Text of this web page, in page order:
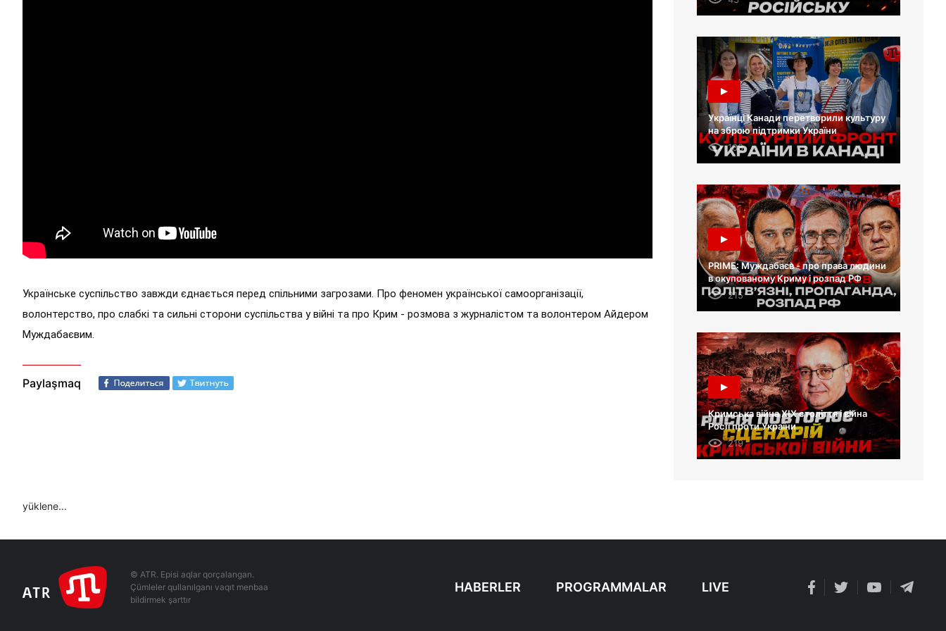
Українське суспільство завжди єднається перед спільними загрозами. Про феномен української самоорганізації,
волонтерство, про слабкі та сильні сторони суспільства у війні та про Крим - розмова з журналістом та волонтером Айдером
Муждабаєвим.
Paylaşmaq
Українці Канади перетворили культуру
на зброю підтримки України
138
PRIME: Муждабаєв - про права людини
в окупованому Криму і розпад РФ
215
Кримська війна XIX століття і війна
Росії проти України
219
yüklene...
© ATR. Episi aqlar qorçalangan.
Çümleler qullanılganı vaqıt menbaa
bildirmek şarttır
HABERLER PROGRAMMALAR LIVE